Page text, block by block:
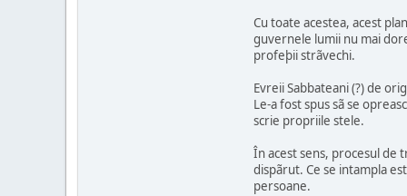
Cu toate acestea, acest
guvernele lumii nu mai
profeþii strãvechi.
Evreii Sabbateani (?) de
Le-a fost spus sã se
scrie propriile stele.
În acest sens, procesul de
dispãrut. Ce se intampla
persoane.